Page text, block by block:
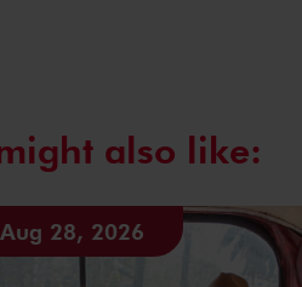
also like:
28, 2026